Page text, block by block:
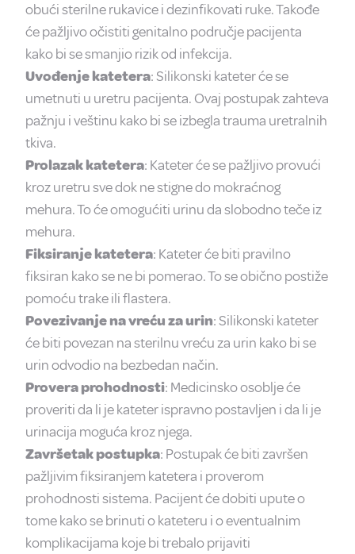
obući sterilne rukavice i dezinfikovati ruke. Takođe
će pažljivo očistiti genitalno područje pacijenta
kako bi se smanjio rizik od infekcija.
Uvođenje katetera: Silikonski kateter će se
umetnuti u uretru pacijenta. Ovaj postupak zahteva
pažnju i veštinu kako bi se izbegla trauma uretralnih
tkiva.
Prolazak katetera: Kateter će se pažljivo provući
kroz uretru sve dok ne stigne do mokraćnog
mehura. To će omogućiti urinu da slobodno teče iz
mehura.
Fiksiranje katetera: Kateter će biti pravilno
fiksiran kako se ne bi pomerao. To se obično postiže
pomoću trake ili flastera.
Povezivanje na vreću za urin: Silikonski kateter
će biti povezan na sterilnu vreću za urin kako bi se
urin odvodio na bezbedan način.
Provera prohodnosti: Medicinsko osoblje će
proveriti da li je kateter ispravno postavljen i da li je
urinacija moguća kroz njega.
Završetak postupka: Postupak će biti završen
pažljivim fiksiranjem katetera i proverom
prohodnosti sistema. Pacijent će dobiti upute o
tome kako se brinuti o kateteru i o eventualnim
komplikacijama koje bi trebalo prijaviti